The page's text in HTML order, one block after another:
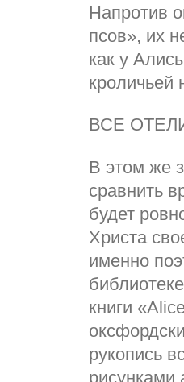
Напротив
псов», их
как у
кроличьей
ВСЕ
В этом же
сравнить
будет
Христа
именно
книги
рукопись
рисунками